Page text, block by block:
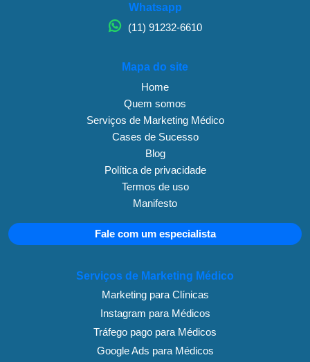
Whatsapp
(11) 91232-6610
Mapa do site
Home
Quem somos
Serviços de Marketing Médico
Cases de Sucesso
Blog
Política de privacidade
Termos de uso
Manifesto
Fale com um especialista
Serviços de Marketing Médico
Marketing para Clínicas
Instagram para Médicos
Tráfego pago para Médicos
Google Ads para Médicos